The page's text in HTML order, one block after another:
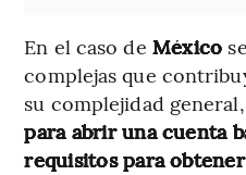
En el caso de México
complejas que
su complejidad
para abrir una cuenta
requisitos para